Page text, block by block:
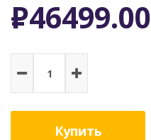
Р46499.00
Купить